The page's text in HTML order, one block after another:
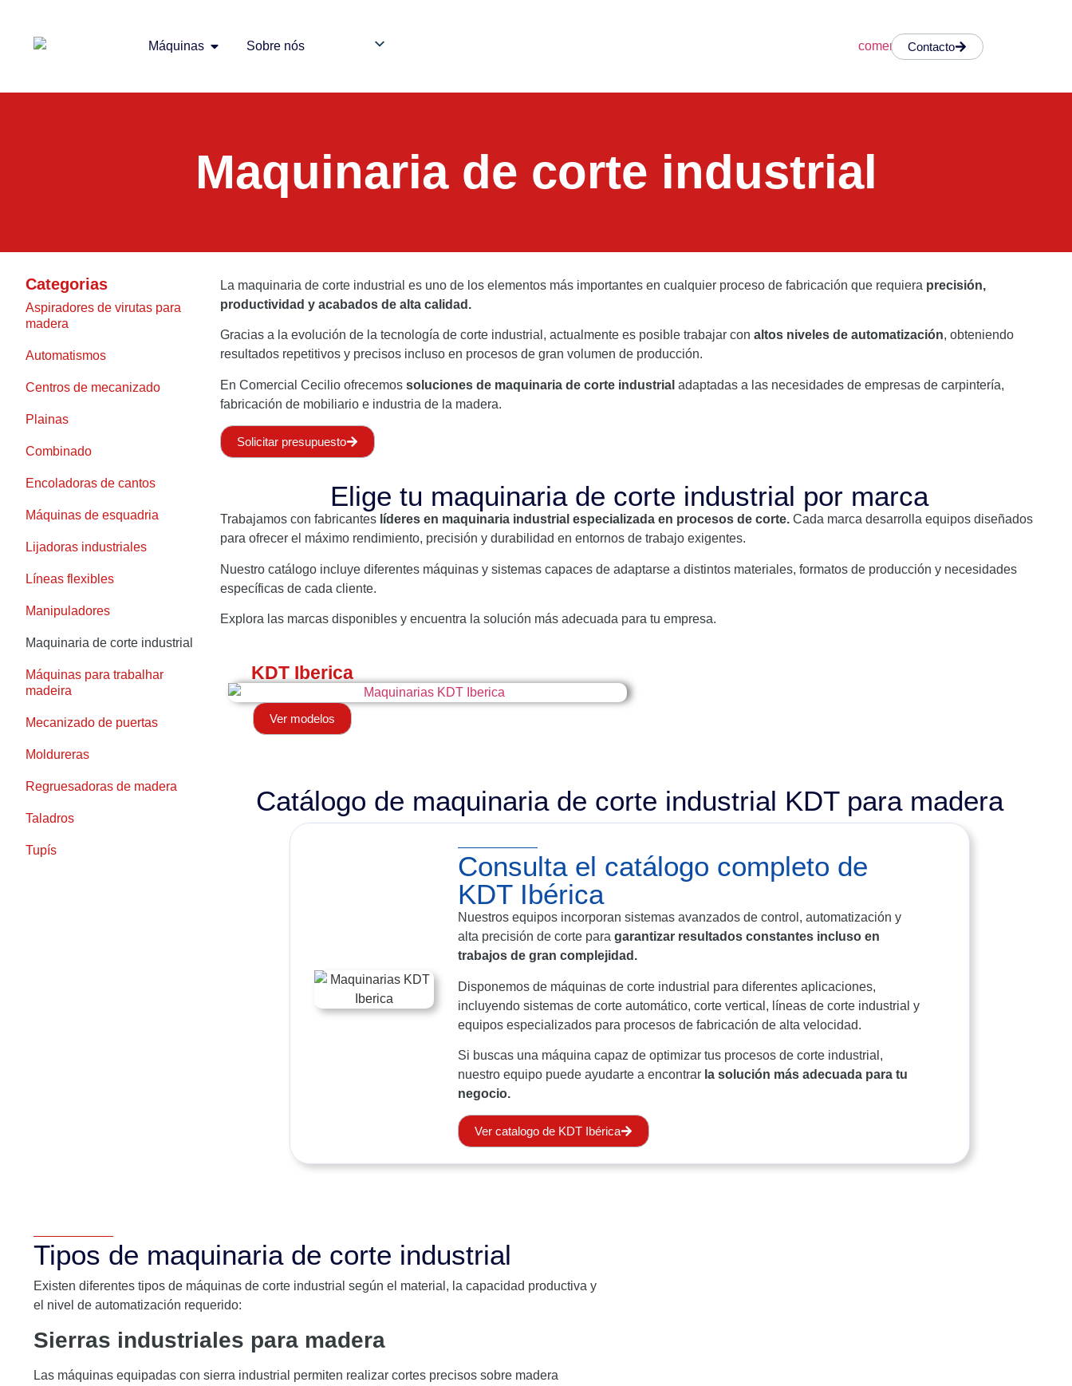
Máquinas Sobre nós Contacto
Maquinaria de corte industrial
Categorias
Aspiradores de virutas para
madera
Automatismos
Centros de mecanizado
Plainas
Combinado
Encoladoras de cantos
Máquinas de esquadria
Lijadoras industriales
Líneas flexibles
Manipuladores
Maquinaria de corte industrial
Máquinas para trabalhar
madeira
Mecanizado de puertas
Moldureras
Regruesadoras de madera
Taladros
Tupís
La maquinaria de corte industrial es uno de los elementos más importantes en cualquier proceso de fabricación que requiera precisión,
productividad y acabados de alta calidad.
Gracias a la evolución de la tecnología de corte industrial, actualmente es posible trabajar con altos niveles de automatización, obteniendo
resultados repetitivos y precisos incluso en procesos de gran volumen de producción.
En Comercial Cecilio ofrecemos soluciones de maquinaria de corte industrial adaptadas a las necesidades de empresas de carpintería,
fabricación de mobiliario e industria de la madera.
Solicitar presupuesto
Elige tu maquinaria de corte industrial por marca
Trabajamos con fabricantes líderes en maquinaria industrial especializada en procesos de corte. Cada marca desarrolla equipos diseñados
para ofrecer el máximo rendimiento, precisión y durabilidad en entornos de trabajo exigentes.
Nuestro catálogo incluye diferentes máquinas y sistemas capaces de adaptarse a distintos materiales, formatos de producción y necesidades
específicas de cada cliente.
Explora las marcas disponibles y encuentra la solución más adecuada para tu empresa.
KDT Iberica
Ver modelos
Catálogo de maquinaria de corte industrial KDT para madera
Consulta el catálogo completo de
KDT Ibérica
Nuestros equipos incorporan sistemas avanzados de control, automatización y
alta precisión de corte para garantizar resultados constantes incluso en
trabajos de gran complejidad.
Disponemos de máquinas de corte industrial para diferentes aplicaciones,
incluyendo sistemas de corte automático, corte vertical, líneas de corte industrial y
equipos especializados para procesos de fabricación de alta velocidad.
Si buscas una máquina capaz de optimizar tus procesos de corte industrial,
nuestro equipo puede ayudarte a encontrar la solución más adecuada para tu
negocio.
Ver catalogo de KDT Ibérica
Tipos de maquinaria de corte industrial
Existen diferentes tipos de máquinas de corte industrial según el material, la capacidad productiva y
el nivel de automatización requerido:
Sierras industriales para madera
Las máquinas equipadas con sierra industrial permiten realizar cortes precisos sobre madera